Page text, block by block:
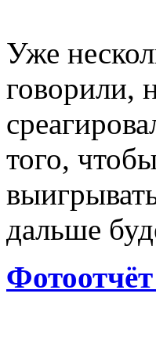
Уже
говорили,
того,
дальше